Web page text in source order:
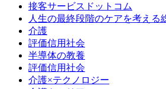
接客サービスドットコム
人生の最終段階のケアを考える
介護
評価信用社会
半導体の教養
評価信用社会
介護×テクノロジー